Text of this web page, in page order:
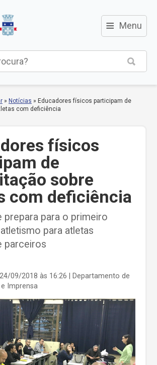
≡ Menu
» Notícias » Educadores físicos participam de
com deficiência
físicos
de
sobre
com deficiência
prepara para o primeiro
para atletas
parceiros
09/2018 às 16:26
| Departamento de
Imprensa